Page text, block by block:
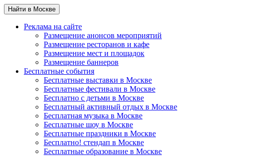
Найти в Москве
Реклама на сайте
Размещение анонсов мероприятий
Размещение ресторанов и кафе
Размещение мест и площадок
Размещение баннеров
Бесплатные события
Бесплатные выставки в Москве
Бесплатные фестивали в Москве
Бесплатно с детьми в Москве
Бесплатный активный отдых в Москве
Бесплатная музыка в Москве
Бесплатные шоу в Москве
Бесплатные праздники в Москве
Бесплатно! стендап в Москве
Бесплатные образование в Москве